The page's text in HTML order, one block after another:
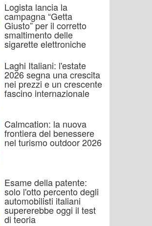
Logista lancia la
campagna “Getta
Giusto” per il corretto
smaltimento delle
sigarette elettroniche
Laghi Italiani: l'estate
2026 segna una crescita
nei prezzi e un crescente
fascino internazionale
Calmcation: la nuova
frontiera del benessere
nel turismo outdoor 2026
Esame della patente:
solo l'otto percento degli
automobilisti italiani
supererebbe oggi il test
di teoria